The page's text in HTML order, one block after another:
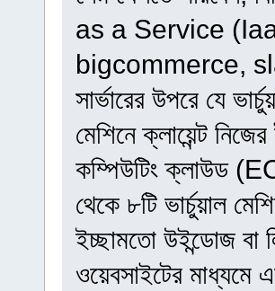
as a Service
bigcommerce, slap
সার্ভারের উপরে যে
মেশিনে ক্লায়েন্ট
কম্পিউটিং ক্লাউড
থেকে ৮টি ভার্চুয়াল
ইচ্ছামতো উইন্ডোজ বা
ওয়েবসাইটের মাধ্যমে